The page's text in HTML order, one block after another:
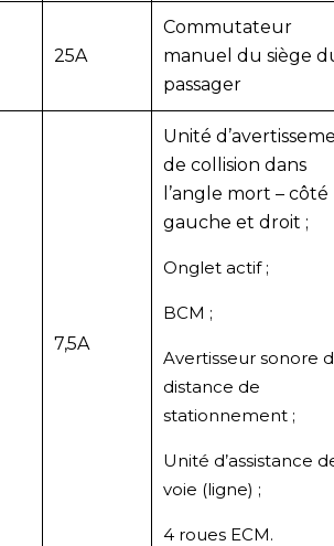
25A
Commutateur
manuel du siège
passager
7,5A
Unité
de collision dans
l’angle mort – côté
gauche et droit ;
Onglet actif ;
BCM ;
Avertisseur sonore
distance de
stationnement ;
Unité d’assistance
voie (ligne) ;
4 roues ECM.